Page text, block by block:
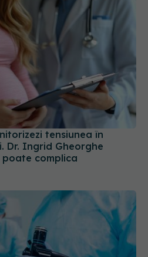
Dr. Ingrid Gheorghe
poate complica